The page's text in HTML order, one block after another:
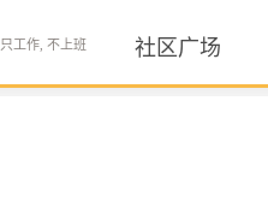
只工作, 不上班 社区广场